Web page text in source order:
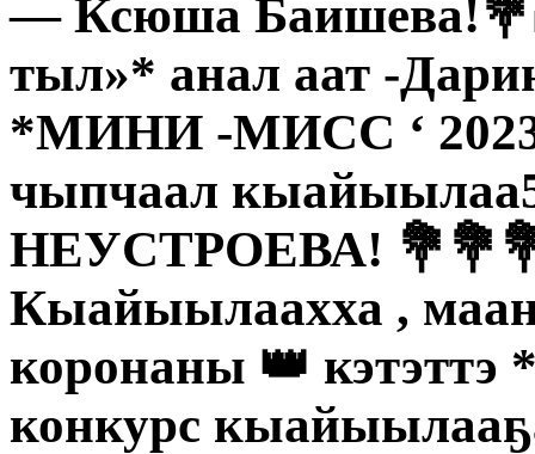
— Ксюша
тыл»* анал аат -
*МИНИ -МИСС ‘
чыпчаал
НЕУСТРОЕВА!
Кыайыылаахха ,
коронаны 👑
конкурс